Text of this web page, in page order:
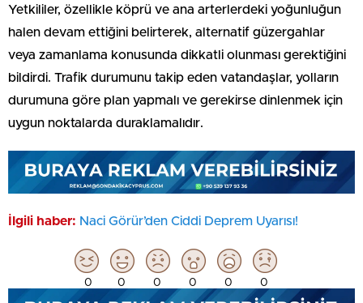
Yetkililer, özellikle köprü ve ana arterlerdeki yoğunluğun
halen devam ettiğini belirterek, alternatif güzergahlar
veya zamanlama konusunda dikkatli olunması gerektiğini
bildirdi. Trafik durumunu takip eden vatandaşlar, yolların
durumuna göre plan yapmalı ve gerekirse dinlenmek için
uygun noktalarda duraklamalıdır.
İlgili haber: Naci Görür’den Ciddi Deprem Uyarısı!
0 0 0 0 0 0